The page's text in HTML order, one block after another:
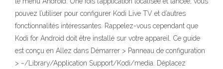
pouvez l’utiliser pour configurer Kodi Live TV et d’autres
fonctionnalités intéressantes. Rappelez-vous cependant que
Kodi for Android doit être installé sur votre appareil. Ce guide
est conçu en Allez dans Démarrer > Panneau de configuration
> ~/Library/Application Support/Kodi/media. Déplacez